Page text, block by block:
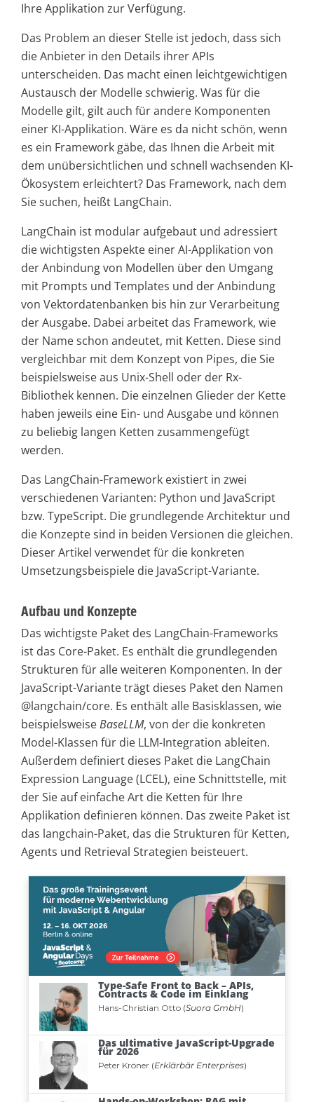
Ihre Applikation zur Verfügung.
Das Problem an dieser Stelle ist jedoch, dass sich
die Anbieter in den Details ihrer APIs
unterscheiden. Das macht einen leichtgewichtigen
Austausch der Modelle schwierig. Was für die
Modelle gilt, gilt auch für andere Komponenten
einer KI-Applikation. Wäre es da nicht schön, wenn
es ein Framework gäbe, das Ihnen die Arbeit mit
dem unübersichtlichen und schnell wachsenden KI-
Ökosystem erleichtert? Das Framework, nach dem
Sie suchen, heißt LangChain.
LangChain ist modular aufgebaut und adressiert
die wichtigsten Aspekte einer AI-Applikation von
der Anbindung von Modellen über den Umgang
mit Prompts und Templates und der Anbindung
von Vektordatenbanken bis hin zur Verarbeitung
der Ausgabe. Dabei arbeitet das Framework, wie
der Name schon andeutet, mit Ketten. Diese sind
vergleichbar mit dem Konzept von Pipes, die Sie
beispielsweise aus Unix-Shell oder der Rx-
Bibliothek kennen. Die einzelnen Glieder der Kette
haben jeweils eine Ein- und Ausgabe und können
zu beliebig langen Ketten zusammengefügt
werden.
Das LangChain-Framework existiert in zwei
verschiedenen Varianten: Python und JavaScript
bzw. TypeScript. Die grundlegende Architektur und
die Konzepte sind in beiden Versionen die gleichen.
Dieser Artikel verwendet für die konkreten
Umsetzungsbeispiele die JavaScript-Variante.
Aufbau und Konzepte
Das wichtigste Paket des LangChain-Frameworks
ist das Core-Paket. Es enthält die grundlegenden
Strukturen für alle weiteren Komponenten. In der
JavaScript-Variante trägt dieses Paket den Namen
@langchain/core. Es enthält alle Basisklassen, wie
beispielsweiseBaseLLM, von der die konkreten
Model-Klassen für die LLM-Integration ableiten.
Außerdem definiert dieses Paket die LangChain
Expression Language (LCEL), eine Schnittstelle, mit
der Sie auf einfache Art die Ketten für Ihre
Applikation definieren können. Das zweite Paket ist
das langchain-Paket, das die Strukturen für Ketten,
Agents und Retrieval Strategien beisteuert.